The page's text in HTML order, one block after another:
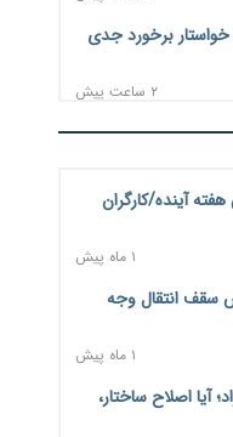
خواستار برخورد جدی
۲ ساعت پیش
در انتظار تصمیم
۲ ساعت پیش
قیمت و
۲ ساعت پیش
کل استاندارد به
از مدیریت پیش از
آینده/کارگران
۱ ماه پیش
سقف انتقال وجه
۱ ماه پیش
آیا اصلاح ساختار،